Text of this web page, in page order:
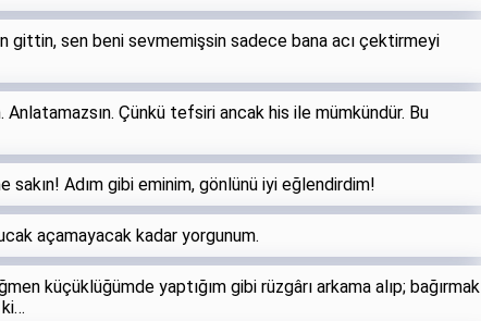
gittin, sen beni sevmemişsin sadece bana acı çektirmeyi
Anlatamazsın. Çünkü tefsiri ancak his ile mümkündür. Bu
sakın! Adım gibi eminim, gönlünü iyi eğlendirdim!
açamayacak kadar yorgunum.
küçüklüğümde yaptığım gibi rüzgârı arkama alıp; bağırmak